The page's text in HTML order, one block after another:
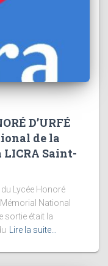
D’URFÉ
de la
LICRA Saint-
Lycée Honoré
National
sortie était la
Lire la suite…